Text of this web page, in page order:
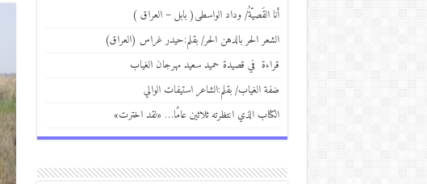
أنا القَصيّةُ/ وداد الواسطى( بابل – العراق )
الشعر الحر بالدهن الحر/ بقلم:حيدر غراس (العراق)
قراءة في قصيدة حميد سعيد مهرجان الغياب
ضفة الغياب/ بقلم:الشاعر استيفات الوالي
الكتاب الذي انتظرته ثلاثين عامًا… «لقد اخترت»